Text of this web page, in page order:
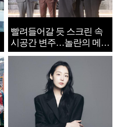
빨려들어갈 듯 스크린 속
시공간 변주…놀란의 메시
지는 ‘전쟁 속죄’